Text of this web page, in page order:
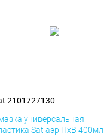
2101727130
универсальная
Sat аэр ПхВ 400мл